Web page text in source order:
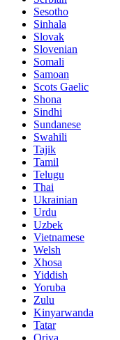
Sesotho
Sinhala
Slovak
Slovenian
Somali
Samoan
Scots Gaelic
Shona
Sindhi
Sundanese
Swahili
Tajik
Tamil
Telugu
Thai
Ukrainian
Urdu
Uzbek
Vietnamese
Welsh
Xhosa
Yiddish
Yoruba
Zulu
Kinyarwanda
Tatar